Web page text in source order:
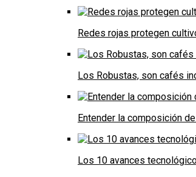
Redes rojas protegen
Los Robustas, son cafés
Entender la composición
Los 10 avances